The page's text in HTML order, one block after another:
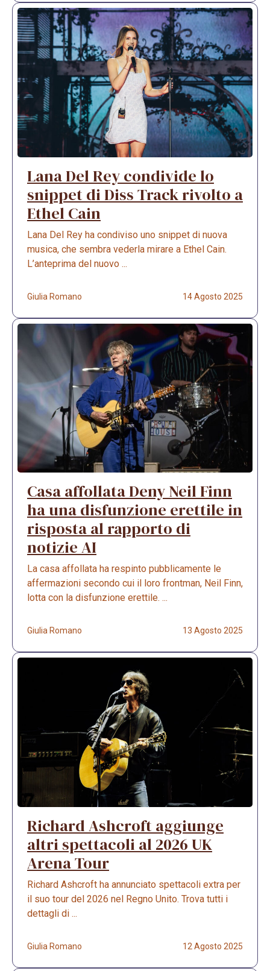
Lana Del Rey condivide lo
snippet di Diss Track rivolto a
Ethel Cain
Lana Del Rey ha condiviso uno snippet di nuova
musica, che sembra vederla mirare a Ethel Cain.
L’anteprima del nuovo ...
Giulia Romano 14 Agosto 2025
Casa affollata Deny Neil Finn
ha una disfunzione erettile in
risposta al rapporto di
notizie AI
La casa affollata ha respinto pubblicamente le
affermazioni secondo cui il loro frontman, Neil Finn,
lotta con la disfunzione erettile. ...
Giulia Romano 13 Agosto 2025
Richard Ashcroft aggiunge
altri spettacoli al 2026 UK
Arena Tour
Richard Ashcroft ha annunciato spettacoli extra per
il suo tour del 2026 nel Regno Unito. Trova tutti i
dettagli di ...
Giulia Romano 12 Agosto 2025